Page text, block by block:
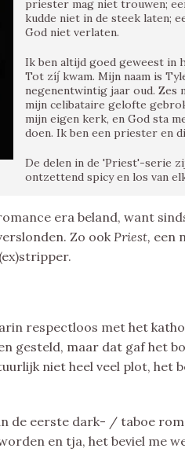
priester mag niet trouwen;
kudde niet in de steek laten;
God niet verlaten.
Ik ben altijd goed geweest in
Tot zíj́ kwam. Mijn naam is
negenentwintig jaar oud. Zes
mijn celibataire gelofte
mijn eigen kerk, en God sta
doen. Ik ben een priester en
De delen in de 'Priest'-serie
ontzettend spicy en los van
era beland, want
Zo ookPriest, een
respectloos met het
gesteld, maar dat gaf het
niet heel veel plot, het
de eerste dark- / taboe
en tja, het beviel me